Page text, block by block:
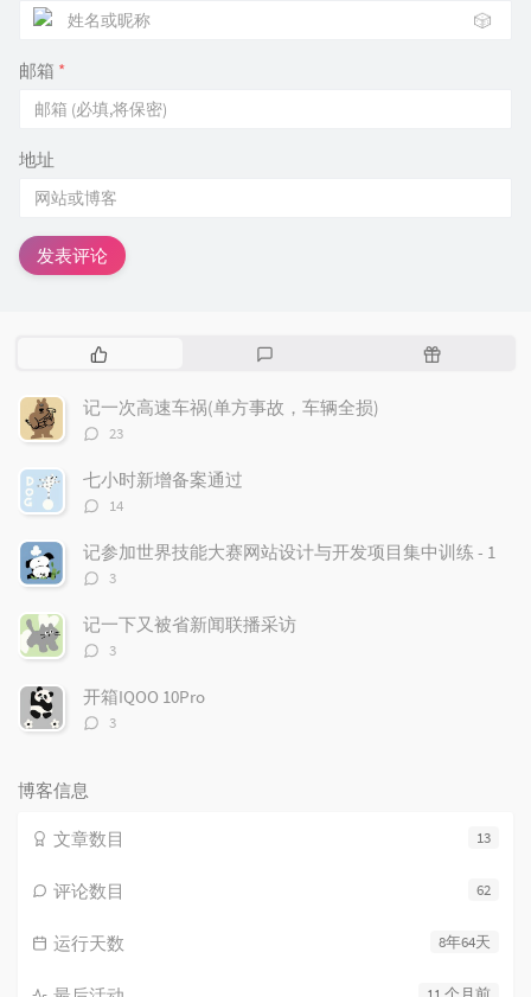
🎲
邮箱 *
地址
发表评论
热
文
章
评
随
记一次高速车祸(单方事故，车辆全损)
评
数：
23
七小时新增备案通过
评
数：
14
记参加世界技能大赛网站设计与开发项目集中训练 - 1
评
数：
3
记一下又被省新闻联播采访
评
数：
3
开箱IQOO 10Pro
评
3
博客信息
13
文章数目
62
评论数目
8年64天
运行天数